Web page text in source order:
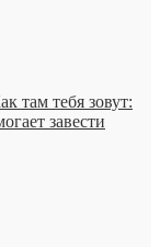
там тебя зовут:
завести